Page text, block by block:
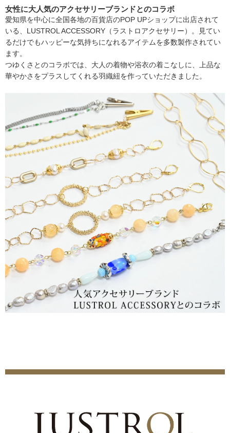
女性に大人気のアクセサリーブランドとのコラボ
愛知県を中心に全国各地の百貨店のPOP UPショップに出店されて
いる、LUSTROL ACCESSORY（ラストロアクセサリー）。見てい
るだけでもハッピーな気持ちになれるアイテムを多数製作されてい
ます。
つゆくさとのコラボでは、大人の着物や浴衣の着こなしに、上品な
華やかさをプラスしてくれる羽織紐を作っていただきました。